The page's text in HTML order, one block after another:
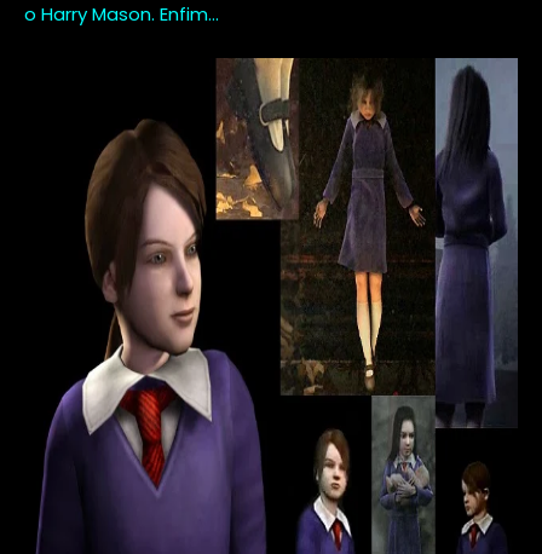
o Harry Mason. Enfim...